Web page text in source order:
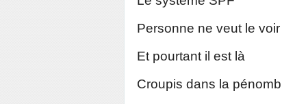
Personne ne veut le voir
Et pourtant il est là
Croupis dans la